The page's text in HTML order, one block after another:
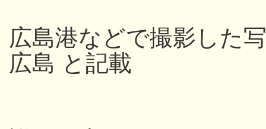
広島港などで撮影した
広島 と記載